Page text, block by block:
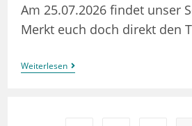
Am 25.07.2026 findet unser
Merkt euch doch direkt den
WeiterlesenSave
The